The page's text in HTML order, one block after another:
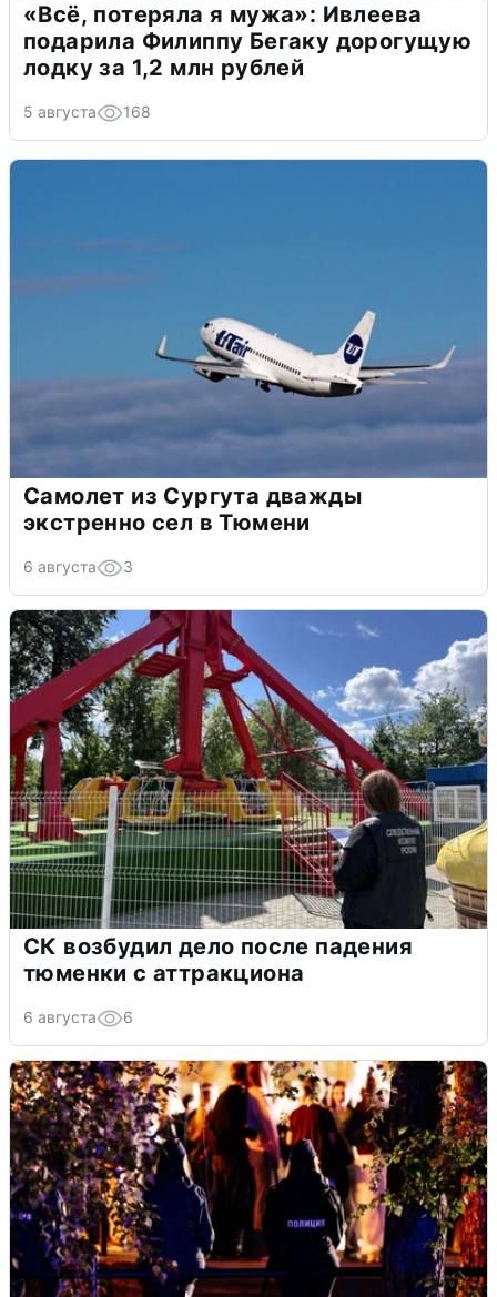
«Всё, потеряла я мужа»: Ивлеева
подарила Филиппу Бегаку дорогущую
лодку за 1,2 млн рублей
5 августа 168
Самолет из Сургута дважды
экстренно сел в Тюмени
6 августа 3
СК возбудил дело после падения
тюменки с аттракциона
6 августа 6